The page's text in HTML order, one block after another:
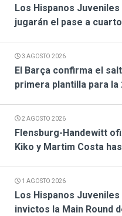
Los Hispanos
jugarán el pase a
3 AGOSTO 2026
El Barça confirma el
primera plantilla para la
2 AGOSTO 2026
Flensburg-Handewitt
Kiko y Martim Costa
1 AGOSTO 2026
Los Hispanos
invictos la Main Round